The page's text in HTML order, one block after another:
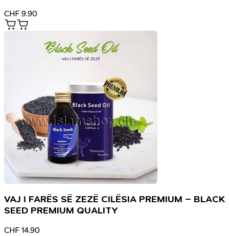
CHF 9.90
VAJ I FARËS SË ZEZË CILËSIA PREMIUM – BLACK
SEED PREMIUM QUALITY
CHF 14.90